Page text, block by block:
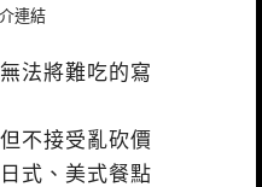
連結
法將難吃的寫
不接受亂砍價
式、美式餐點